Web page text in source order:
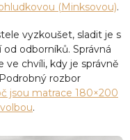
(Minksovou).
vyzkoušet, sladit je s
odborníků. Správná
chvíli, kdy je správně
rozbor
jsou matrace 180×200
.